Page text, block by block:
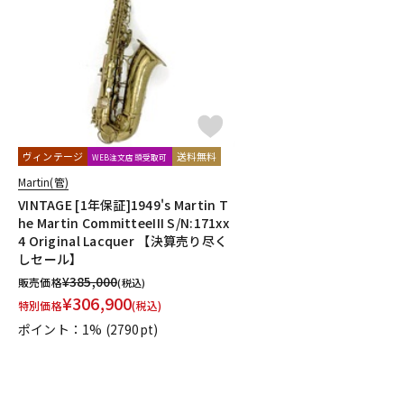
DJ機器
中古
ヴィンテージ WEB注文店頭受取可 送料無料
Martin(管)
VINTAGE [1年保証]1949's Martin T
he Martin CommitteeIII S/N:171xx
4 Original Lacquer 【決算売り尽く
しセール】
販売価格¥385,000(税込)
特別価格¥306,900(税込)
ポイント：1% (2790pt)